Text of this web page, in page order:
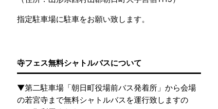
指定駐車場に駐車をお願い致します。
寺フェス無料シャトルバスについて
▼第二駐車場「朝日町役場前バス発着所」から会場
の若宮寺まで無料シャトルバスを運行致しますの